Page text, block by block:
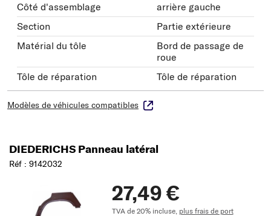
Côté d'assemblage
arrière gauche
Section
Partie extérieure
Matérial du tôle
Bord de passage de
roue
Tôle de réparation
Tôle de réparation
Modèles de véhicules compatibles
DIEDERICHS Panneau latéral
Réf : 9142032
27,49 €
TVA de 20% incluse, plus frais de port